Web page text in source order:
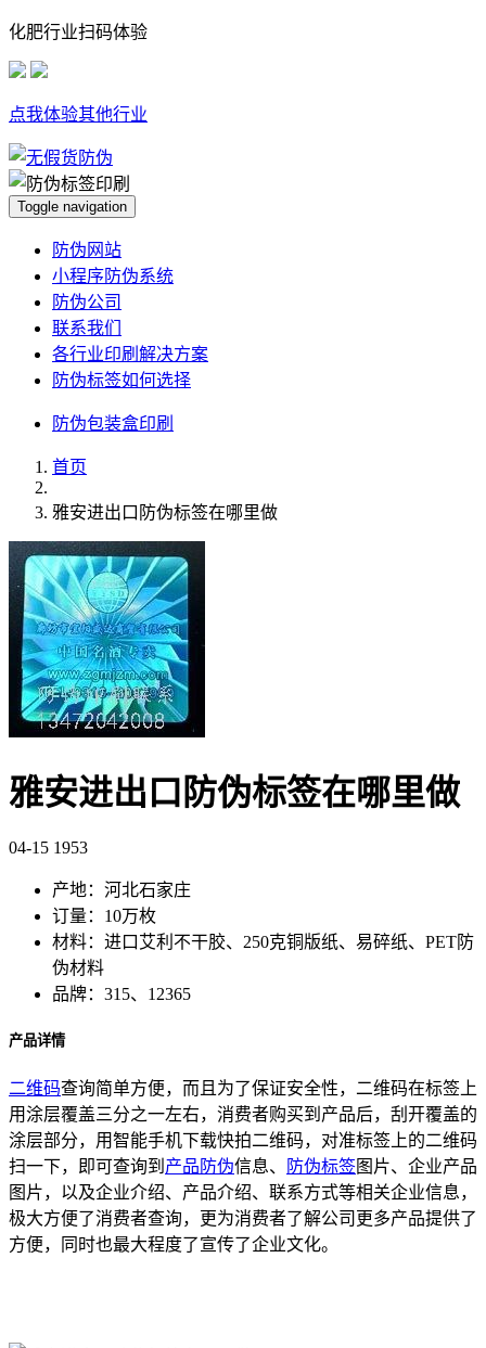
化肥行业扫码体验
点我体验其他行业
Toggle navigation
防伪网站
小程序防伪系统
防伪公司
联系我们
各行业印刷解决方案
防伪标签如何选择
防伪包装盒印刷
首页
雅安进出口防伪标签在哪里做
雅安进出口防伪标签在哪里做
04-15 1953
产地：河北石家庄
订量：10万枚
材料：进口艾利不干胶、250克铜版纸、易碎纸、PET防
伪材料
品牌：315、12365
产品详情
二维码查询简单方便，而且为了保证安全性，二维码在标签上
用涂层覆盖三分之一左右，消费者购买到产品后，刮开覆盖的
涂层部分，用智能手机下载快拍二维码，对准标签上的二维码
扫一下，即可查询到 产品防伪信息、 防伪标签图片、企业产品
图片，以及企业介绍、产品介绍、联系方式等相关企业信息，
极大方便了消费者查询，更为消费者了解公司更多产品提供了
方便，同时也最大程度了宣传了企业文化。